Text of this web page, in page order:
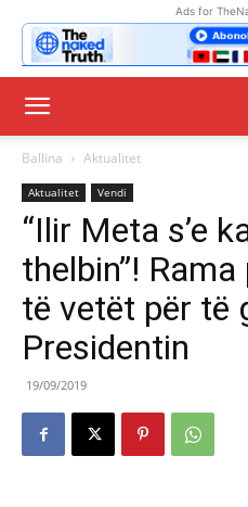
Ads for
Ballina Aktualitet
Aktualitet Vendi
“Ilir Meta s’e
thelbin”!
të vetët për të
Presidentin
19/09/2019